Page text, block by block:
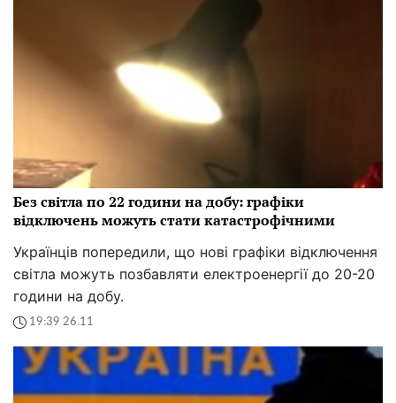
Без світла по 22 години на добу: графіки
відключень можуть стати катастрофічними
Українців попередили, що нові графіки відключення
світла можуть позбавляти електроенергії до 20-20
години на добу.
19:39 26.11